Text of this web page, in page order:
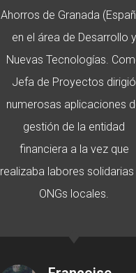
Ahorros de Granada
en el área de Desarrollo y
Nuevas Tecnologías.
Jefa de Proyectos dirigió
numerosas aplicaciones
gestión de la entidad
financiera a la vez que
realizaba labores solidarias
ONGs locales.